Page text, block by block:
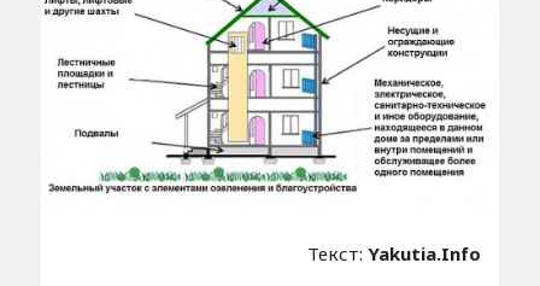
Текст:Yakutia.Info